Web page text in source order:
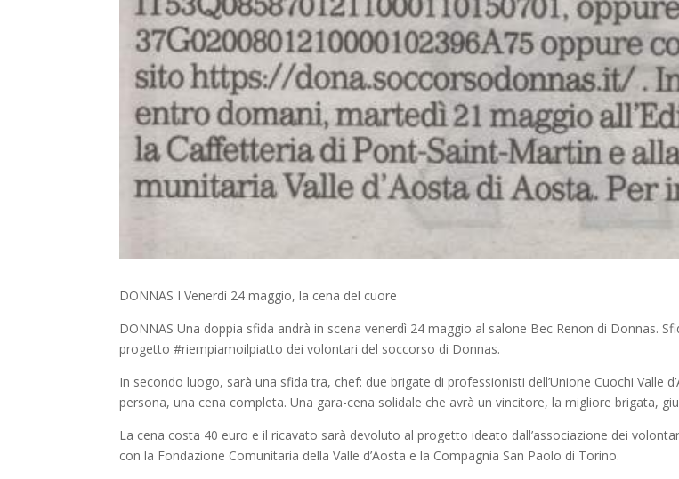
DONNAS I Venerdì 24 maggio, la cena del cuore
DONNAS Una doppia sfida andrà in scena venerdì 24 maggio al salone Bec Renon di Donnas.
progetto #riempiamoilpiatto dei volontari del soccorso di Donnas.
In secondo luogo, sarà una sfida tra, chef: due brigate di professionisti dell’Unione Cuochi Valle
persona, una cena completa. Una gara-cena solidale che avrà un vincitore, la migliore brigata,
La cena costa 40 euro e il ricavato sarà devoluto al progetto ideato dall’associazione dei
con la Fondazione Comunitaria della Valle d’Aosta e la Compagnia San Paolo di Torino.